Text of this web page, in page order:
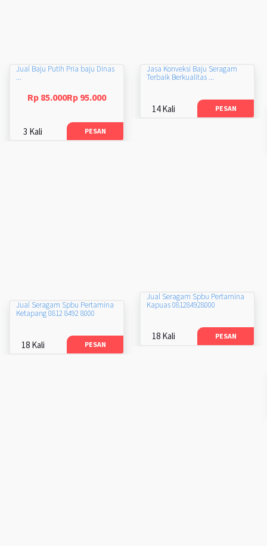
Jual Baju Putih Pria baju Dinas
...
Rp 85.000Rp 95.000
3 Kali PESAN
Jasa Konveksi Baju Seragam
Terbaik Berkualitas ...
14 Kali PESAN
Jual Seragam Spbu Pertamina
Kapuas 081284928000
18 Kali PESAN
Jual Seragam Spbu Pertamina
Ketapang 0812 8492 8000
18 Kali PESAN